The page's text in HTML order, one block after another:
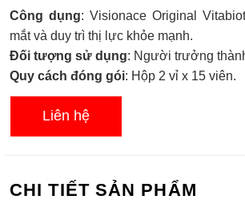
Được
xếp
hạng
0.0
5
sao
Công dụng: Visionace Original
mắt và duy trì thị lực khỏe mạnh.
Đối tượng sử dụng: Người trưởng
Quy cách đóng gói: Hộp 2 vỉ x 15 viên.
Liên hệ
CHI TIẾT SẢN PHẨM